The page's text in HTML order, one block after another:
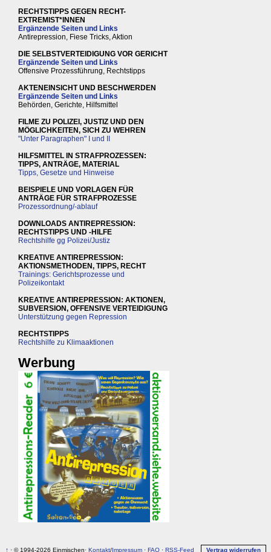
RECHTSTIPPS GEGEN RECHT-
EXTREMIST*INNEN
Ergänzende Seiten und Links
Antirepression, Fiese Tricks, Aktion
DIE SELBSTVERTEIDIGUNG VOR GERICHT
Ergänzende Seiten und Links
Offensive Prozessführung, Rechtstipps
AKTENEINSICHT UND BESCHWERDEN
Ergänzende Seiten und Links
Behörden, Gerichte, Hilfsmittel
FILME ZU POLIZEI, JUSTIZ UND DEN
MÖGLICHKEITEN, SICH ZU WEHREN
"Unter Paragraphen" I und II
HILFSMITTEL IN STRAFPROZESSEN:
TIPPS, ANTRÄGE, MATERIAL
Tipps, Gesetze und Hinweise
BEISPIELE UND VORLAGEN FÜR
ANTRÄGE FÜR STRAFPROZESSE
Prozessordnung/-ablauf
DOWNLOADS ANTIREPRESSION:
RECHTSTIPPS UND -HILFE
Rechtshilfe gg Polizei/Justiz
KREATIVE ANTIREPRESSION:
AKTIONSMETHODEN, TIPPS, RECHT
Trainings: Gerichtsprozesse und
Polizeikontakt
KREATIVE ANTIREPRESSION: AKTIONEN,
SUBVERSION, OFFENSIVE VERTEIDIGUNG
Unterstützung gegen Repression
RECHTSTIPPS
Rechtshilfe zu Klimaaktionen
Werbung
↑ · © 1994-2026 Einmischen· Kontakt/Impressum· FAQ· RSS-Feed Vertrag widerrufen